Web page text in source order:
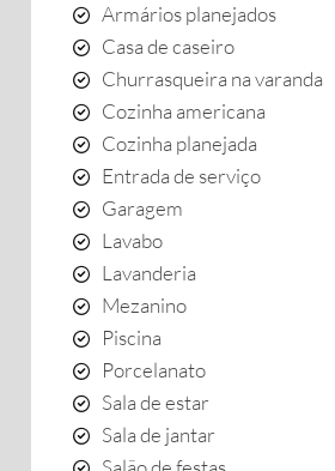
Armários planejados
Casa de caseiro
Churrasqueira na varanda
Cozinha americana
Cozinha planejada
Entrada de serviço
Garagem
Lavabo
Lavanderia
Mezanino
Piscina
Porcelanato
Sala de estar
Sala de jantar